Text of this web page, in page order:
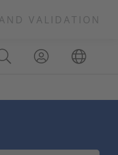
VALIDATION